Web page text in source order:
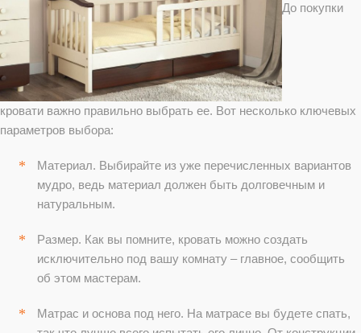
До покупки
кровати важно правильно выбрать ее. Вот несколько ключевых
параметров выбора:
Материал. Выбирайте из уже перечисленных вариантов
мудро, ведь материал должен быть долговечным и
натуральным.
Размер. Как вы помните, кровать можно создать
исключительно под вашу комнату – главное, сообщить
об этом мастерам.
Матрас и основа под него. На матрасе вы будете спать,